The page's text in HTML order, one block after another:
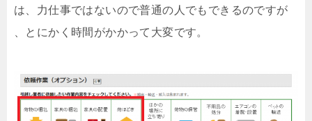
は、力仕事ではないので普通の人でもできるのですが
、とにかく時間がかかって大変です。